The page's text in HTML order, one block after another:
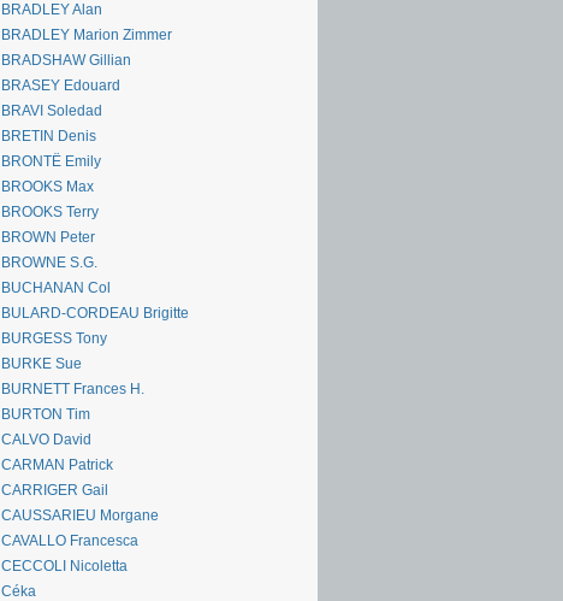
BRADLEY Alan
BRADLEY Marion Zimmer
BRADSHAW Gillian
BRASEY Edouard
BRAVI Soledad
BRETIN Denis
BRONTË Emily
BROOKS Max
BROOKS Terry
BROWN Peter
BROWNE S.G.
BUCHANAN Col
BULARD-CORDEAU Brigitte
BURGESS Tony
BURKE Sue
BURNETT Frances H.
BURTON Tim
CALVO David
CARMAN Patrick
CARRIGER Gail
CAUSSARIEU Morgane
CAVALLO Francesca
CECCOLI Nicoletta
Céka